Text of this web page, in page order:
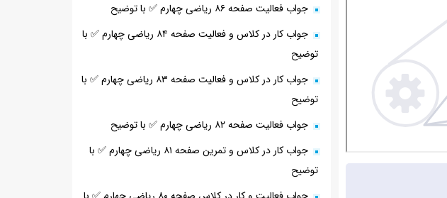
جواب فعالیت صفحه ۸۶ ریاضی چهارم ✅ با توضیح
جواب کار در کلاس و فعالیت صفحه ۸۴ ریاضی چهارم ✅ با
توضیح
جواب کار در کلاس و فعالیت صفحه ۸۳ ریاضی چهارم ✅ با
توضیح
جواب فعالیت صفحه ۸۲ ریاضی چهارم ✅ با توضیح
جواب کار در کلاس و تمرین صفحه ۸۱ ریاضی چهارم ✅ با
توضیح